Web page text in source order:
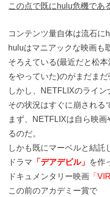
この点で既にhulu危機であ
コンテンツ量自体は流石に
huluはマニアックな映画も
そろえている(最近だと松
をやっていた)のがまだまだ
しかし、NETFLIXのライン
その状況はすぐに崩される
まず、NETFLIXは自ら映
るのだ。
しかも既にマーベルと結託
ドラマ 「デアデビル」 を作
ドキュメンタリー映画 「
この前のアカデミー賞で